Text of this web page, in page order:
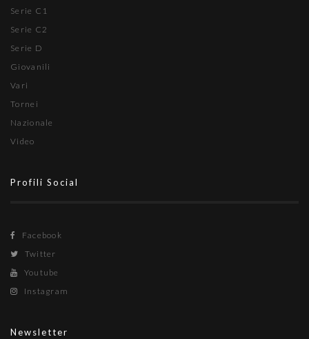
Serie C1
Serie C2
Serie D
Giovanili
Vari
Tornei
Nazionale
Video
Profili Social
Facebook
Twitter
Youtube
Instagram
Newsletter